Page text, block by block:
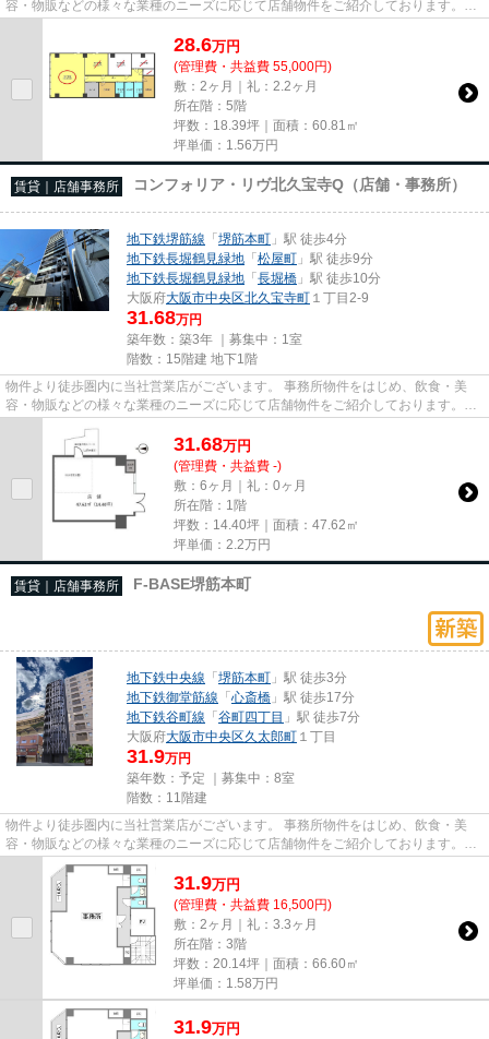
容・物販などの様々な業種のニーズに応じて店舗物件をご紹介しております。
尚、弊社ではおとり広告は一切...
28.6万円
(管理費・共益費 55,000円)
敷：2ヶ月｜礼：2.2ヶ月
所在階：5階
坪数：18.39坪｜面積：60.81㎡
坪単価： 1.56万円
賃貸｜店舗事務所 コンフォリア・リヴ北久宝寺Q（店舗・事務所）
地下鉄堺筋線 「堺筋本町 」駅 徒歩4分
地下鉄長堀鶴見緑地 「松屋町 」駅 徒歩9分
地下鉄長堀鶴見緑地 「長堀橋 」駅 徒歩10分
大阪府大阪市中央区北久宝寺町 １丁目2-9
31.68万円
築年数：築3年 ｜募集中： 1室
階数：15階建 地下1階
物件より徒歩圏内に当社営業店がございます。 事務所物件をはじめ、飲食・美
容・物販などの様々な業種のニーズに応じて店舗物件をご紹介しております。
尚、弊社ではおとり広告は一切...
31.68万円
(管理費・共益費 -)
敷：6ヶ月｜礼：0ヶ月
所在階：1階
坪数：14.40坪｜面積：47.62㎡
坪単価： 2.2万円
賃貸｜店舗事務所 F-BASE堺筋本町
地下鉄中央線 「堺筋本町 」駅 徒歩3分
地下鉄御堂筋線 「心斎橋 」駅 徒歩17分
地下鉄谷町線 「谷町四丁目 」駅 徒歩7分
大阪府大阪市中央区久太郎町 １丁目
31.9万円
築年数：予定 ｜募集中： 8室
階数：11階建
物件より徒歩圏内に当社営業店がございます。 事務所物件をはじめ、飲食・美
容・物販などの様々な業種のニーズに応じて店舗物件をご紹介しております。
尚、弊社ではおとり広告は一切...
31.9万円
(管理費・共益費 16,500円)
敷：2ヶ月｜礼：3.3ヶ月
所在階：3階
坪数：20.14坪｜面積：66.60㎡
坪単価： 1.58万円
31.9万円